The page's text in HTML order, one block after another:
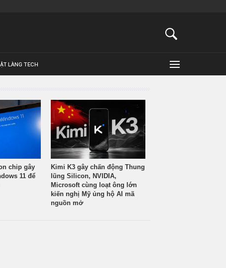
LÀNG TECH
chip gây
11 để
Kimi K3 gây chấn động Thung
lũng Silicon, NVIDIA,
Microsoft cùng loạt ông lớn
kiến nghị Mỹ ủng hộ AI mã
nguồn mở